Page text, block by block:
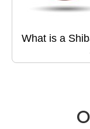
What is a